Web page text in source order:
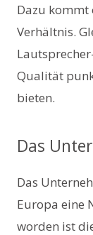
Dazu kommt
Verhältnis.
Qualität
bieten.
Das
Das
Europa eine
worden ist